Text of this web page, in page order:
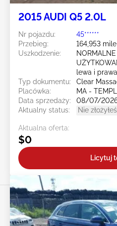
2015 AUDI Q5 2.0L
Nr pojazdu:
45******
Przebieg:
164,953 mile
Uszkodzenie:
NORMALNE
lewa i
Typ dokumentu:
Clear
Placówka:
MA -
Data sprzedaży:
08/07/
Aktualny status:
Nie
Aktualna oferta:
$0
Licytuj